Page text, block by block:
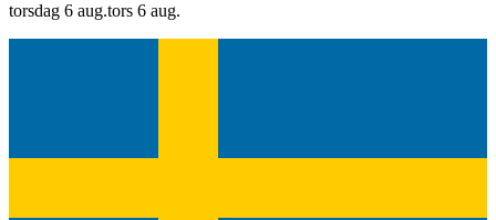
torsdag 6 aug.tors 6 aug.